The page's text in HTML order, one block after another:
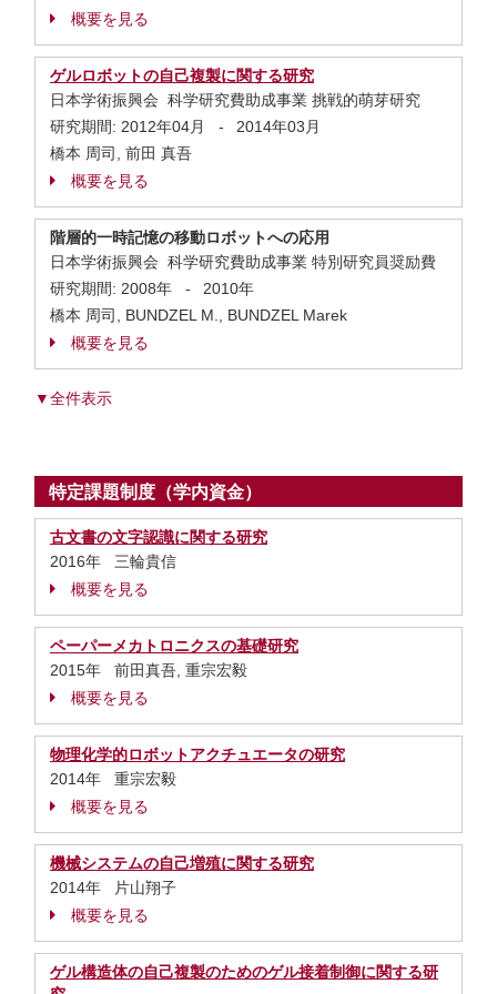
概要を見る
ゲルロボットの自己複製に関する研究
日本学術振興会 科学研究費助成事業 挑戦的萌芽研究
研究期間: 2012年04月 -
2014年03月
橋本 周司, 前田 真吾
概要を見る
階層的一時記憶の移動ロボットへの応用
日本学術振興会 科学研究費助成事業 特別研究員奨励費
研究期間: 2008年 -
2010年
橋本 周司, BUNDZEL M., BUNDZEL Marek
概要を見る
▼全件表示
特定課題制度（学内資金）
古文書の文字認識に関する研究
2016年 三輪貴信
概要を見る
ペーパーメカトロニクスの基礎研究
2015年 前田真吾, 重宗宏毅
概要を見る
物理化学的ロボットアクチュエータの研究
2014年 重宗宏毅
概要を見る
機械システムの自己増殖に関する研究
2014年 片山翔子
概要を見る
ゲル構造体の自己複製のためのゲル接着制御に関する研